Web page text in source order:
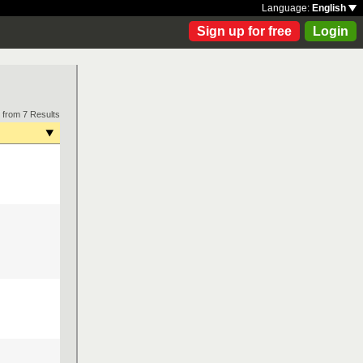
Language: English
Sign up for free Login
from 7 Results